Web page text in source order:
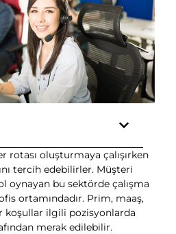
rotası oluşturmaya çalışırken
tercih edebilirler. Müşteri
oynayan bu sektörde çalışma
ortamındadır. Prim, maaş,
koşullar ilgili pozisyonlarda
merak edilebilir.